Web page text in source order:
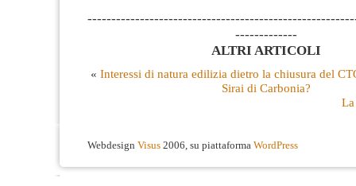
-------------
ALTRI ARTICOLI
« Interessi di natura edilizia dietro la chiusura del
Sirai di Carbonia?
Webdesign Visus 2006, su piattaforma WordPress